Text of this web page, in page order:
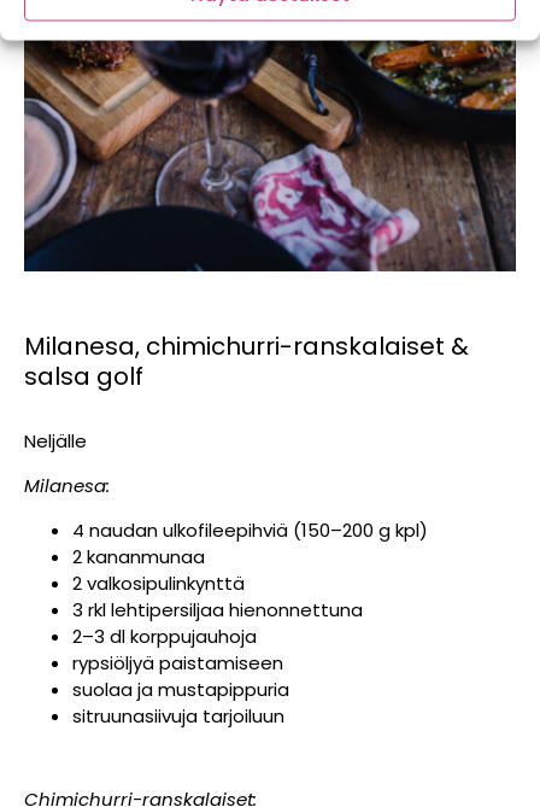
Milanesa, chimichurri-ranskalaiset &
salsa golf
Neljälle
Milanesa:
4 naudan ulkofileepihviä (150–200 g kpl)
2 kananmunaa
2 valkosipulinkynttä
3 rkl lehtipersiljaa hienonnettuna
2–3 dl korppujauhoja
rypsiöljyä paistamiseen
suolaa ja mustapippuria
sitruunasiivuja tarjoiluun
Chimichurri-ranskalaiset: